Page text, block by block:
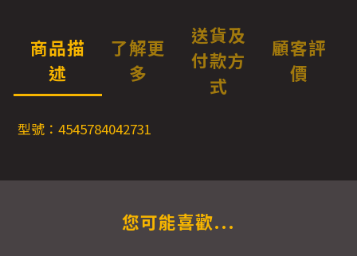
商品描
述
了解更
多
送貨及
付款方
式
顧客評
價
型號：4545784042731
您可能喜歡...